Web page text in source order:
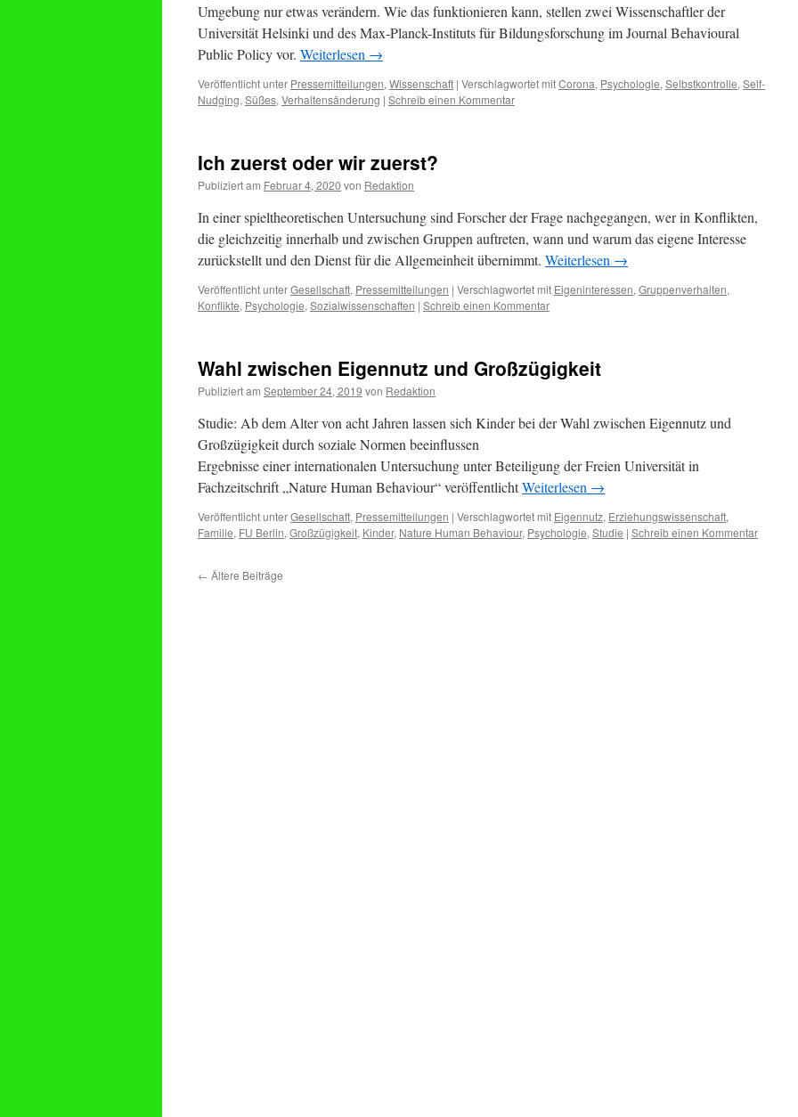
Umgebung nur etwas verändern. Wie das funktionieren kann, stellen zwei Wissenschaftler der
Universität Helsinki und des Max-Planck-Instituts für Bildungsforschung im Journal Behavioural
Public Policy vor. Weiterlesen →
Veröffentlicht unter Pressemitteilungen, Wissenschaft | Verschlagwortet mitCorona, Psychologie, Selbstkontrolle, Self-
Nudging, Süßes, Verhaltensänderung | Schreib einen Kommentar
Ich zuerst oder wir zuerst?
Publiziert am Februar 4, 2020 von Redaktion
In einer spieltheoretischen Untersuchung sind Forscher der Frage nachgegangen, wer in Konflikten,
die gleichzeitig innerhalb und zwischen Gruppen auftreten, wann und warum das eigene Interesse
zurückstellt und den Dienst für die Allgemeinheit übernimmt. Weiterlesen →
Veröffentlicht unterGesellschaft, Pressemitteilungen | Verschlagwortet mit Eigeninteressen, Gruppenverhalten,
Konflikte, Psychologie, Sozialwissenschaften | Schreib einen Kommentar
Wahl zwischen Eigennutz und Großzügigkeit
Publiziert am September 24, 2019 von Redaktion
Studie: Ab dem Alter von acht Jahren lassen sich Kinder bei der Wahl zwischen Eigennutz und
Großzügigkeit durch soziale Normen beeinflussen
Ergebnisse einer internationalen Untersuchung unter Beteiligung der Freien Universität in
Fachzeitschrift „Nature Human Behaviour“ veröffentlichtWeiterlesen →
Veröffentlicht unterGesellschaft, Pressemitteilungen | Verschlagwortet mit Eigennutz, Erziehungswissenschaft,
Familie, FU Berlin, Großzügigkeit, Kinder, Nature Human Behaviour, Psychologie, Studie | Schreib einen Kommentar
← Ältere Beiträge